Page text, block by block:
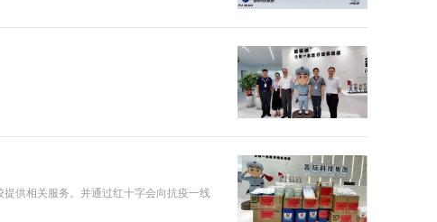
供相关服务。并通过红十字会向抗疫一线